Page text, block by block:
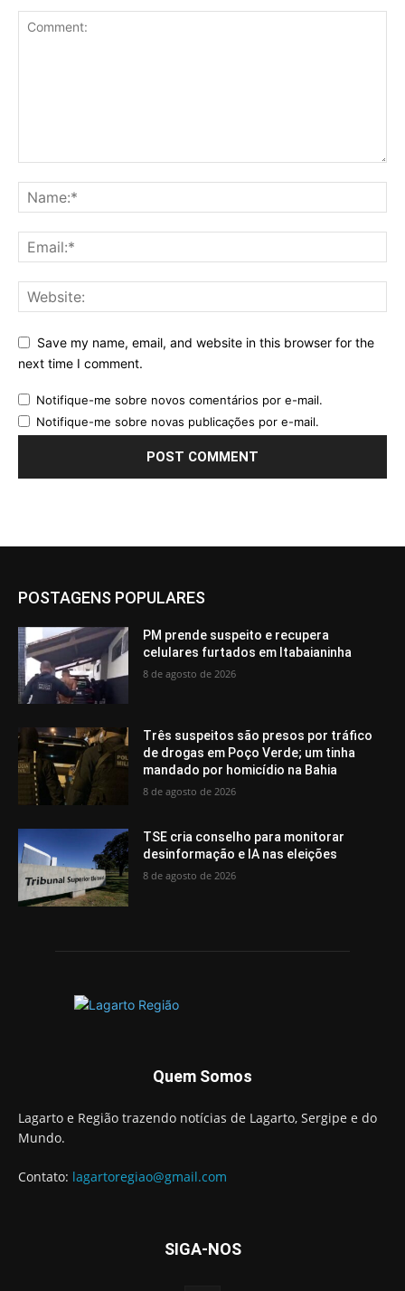
Save my name, email, and website in this browser for the
next time I comment.
Notifique-me sobre novos comentários por e-mail.
Notifique-me sobre novas publicações por e-mail.
POSTAGENS POPULARES
PM prende suspeito e recupera
celulares furtados em Itabaianinha
8 de agosto de 2026
Três suspeitos são presos por tráfico
de drogas em Poço Verde; um tinha
mandado por homicídio na Bahia
8 de agosto de 2026
TSE cria conselho para monitorar
desinformação e IA nas eleições
8 de agosto de 2026
Quem Somos
Lagarto e Região trazendo notícias de Lagarto, Sergipe e do
Mundo.
Contato: lagartoregiao@gmail.com
SIGA-NOS